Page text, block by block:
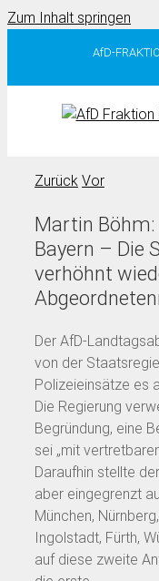
Zum Inhalt springen
AfD-
Zurück Vor
Martin
Bayern – Die
verhöhnt
Der AfD-
von der
Polizeieinsätze es
Die Regierung
Begründung, eine
sei „mit
Daraufhin stellte
aber eingegrenzt
München,
Ingolstadt, Fürth,
auf diese zweite